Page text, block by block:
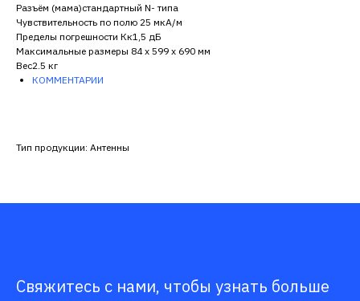
Разъём (мама)стандартный N- типа
Чувствительность по полю 25 мкА/м
Пределы погрешности Кк1,5 дБ
Максимальные размеры 84 х 599 х 690 мм
Вес2.5 кг
КОММЕНТАРИИ
Тип продукции: Антенны
Свяжитесь с нами, чтобы узнать больше